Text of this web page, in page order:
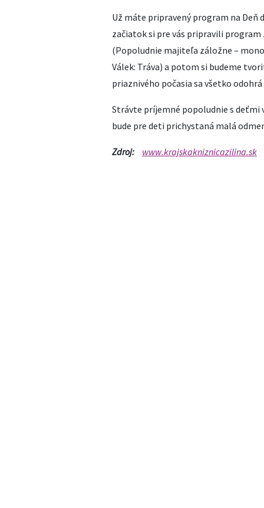
Už máte pripravený program na Deň
začiatok si pre vás pripravili program
(Popoludnie majiteľa záložne –
Válek: Tráva) a potom si budeme
priaznivého počasia sa všetko
Strávte príjemné popoludnie s deťmi
bude pre deti prichystaná malá
Zdroj: www.krajskakniznicazilina.sk